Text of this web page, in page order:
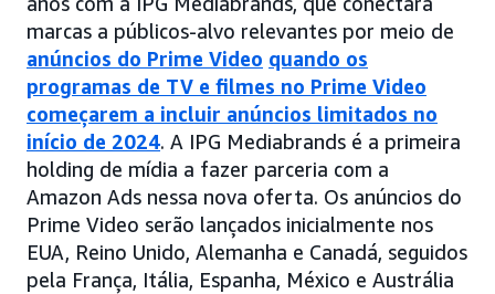
marcas a públicos-alvo relevantes por meio de
anúncios do Prime Video quando os
programas de TV e filmes no Prime Video
começarem a incluir anúncios limitados no
início de 2024. A IPG Mediabrands é a primeira
holding de mídia a fazer parceria com a
Amazon Ads nessa nova oferta. Os anúncios do
Prime Video serão lançados inicialmente nos
EUA, Reino Unido, Alemanha e Canadá, seguidos
pela França, Itália, Espanha, México e Austrália